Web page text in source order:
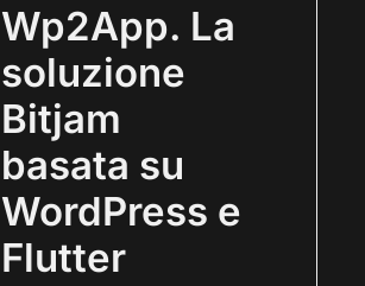
Wp2App. La
soluzione
Bitjam
basata su
WordPress e
Flutter